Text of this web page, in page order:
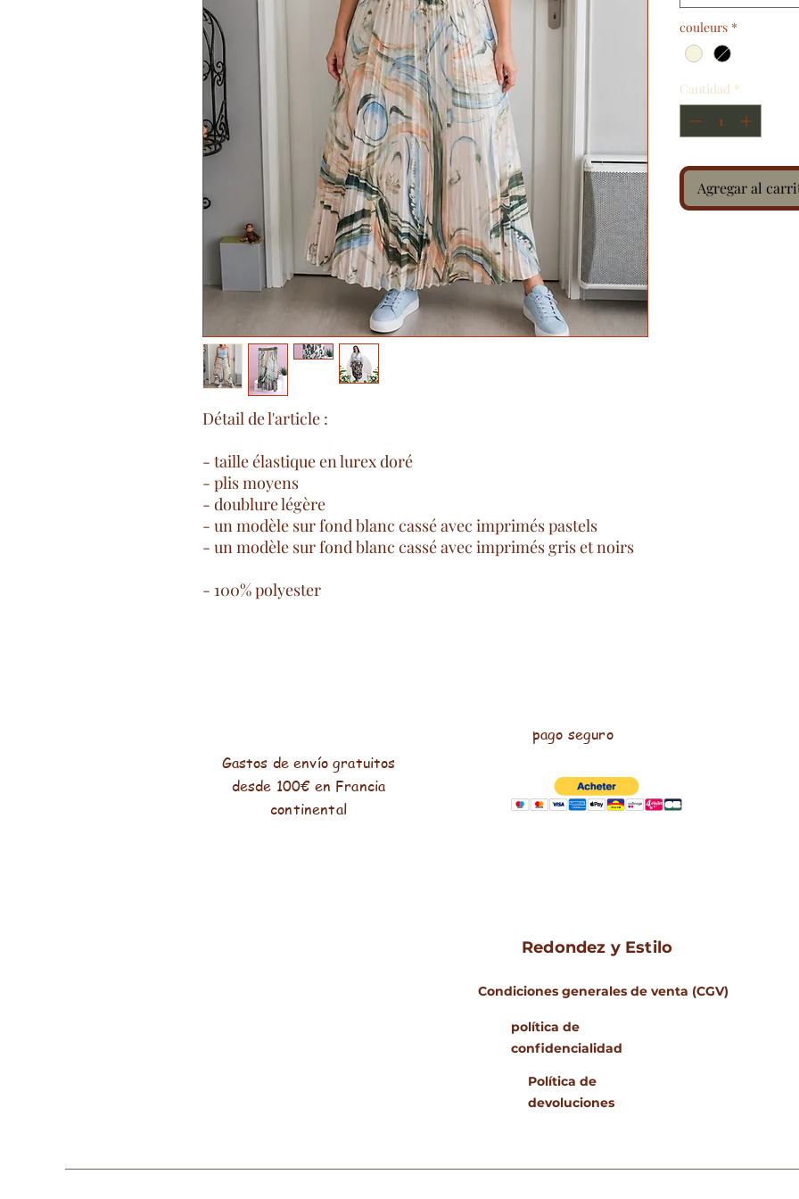
Détail de l'article :
- taille élastique en lurex doré
- plis moyens
- doublure légère
- un modèle sur fond blanc cassé avec imprimés pastels
- un modèle sur fond blanc cassé avec imprimés gris et noirs
- 100% polyester
couleurs *
Cantidad *
Agregar al
pago seguro
Gastos de envío gratuitos
desde 100€ en Francia
continental
Redondez y Estilo
Condiciones generales de venta (CGV)
política de
confidencialidad
Política de
devoluciones